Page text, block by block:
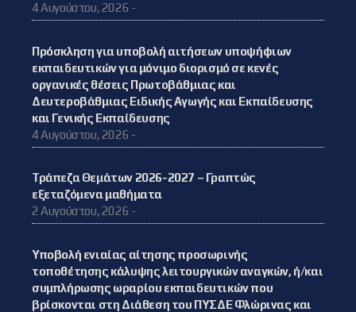
4 Αυγούστου, 2026 -
Πρόσκληση για υποβολή αιτήσεων υποψήφιων
εκπαιδευτικών για μόνιμο διορισμό σε κενές
οργανικές θέσεις Πρωτοβάθμιας και
Δευτεροβάθμιας Ειδικής Αγωγής και Εκπαίδευσης
και Γενικής Εκπαίδευσης
4 Αυγούστου, 2026 -
Τράπεζα Θεμάτων 2026-2027 – Γραπτώς
εξεταζόμενα μαθήματα
2 Αυγούστου, 2026 -
Υποβολή ενιαίας αίτησης προσωρινής
τοποθέτησης κάλυψης λειτουργικών αναγκών, ή/και
συμπλήρωσης ωραρίου εκπαιδευτικών που
βρίσκονται στη Διάθεση του ΠΥΣΔΕ Φλώρινας και